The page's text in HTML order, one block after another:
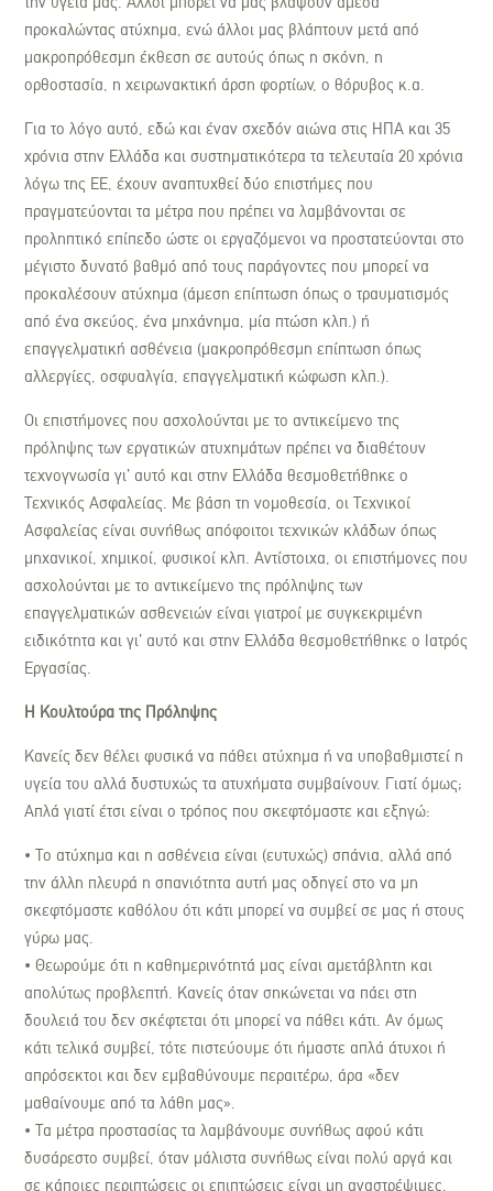
προκαλώντας ατύχημα, ενώ άλλοι μας βλάπτουν μετά από
μακροπρόθεσμη έκθεση σε αυτούς όπως η σκόνη, η
ορθοστασία, η χειρωνακτική άρση φορτίων, ο θόρυβος κ.α.
Για το λόγο αυτό, εδώ και έναν σχεδόν αιώνα στις ΗΠΑ και 35
χρόνια στην Ελλάδα και συστηματικότερα τα τελευταία 20 χρόνια
λόγω της ΕΕ, έχουν αναπτυχθεί δύο επιστήμες που
πραγματεύονται τα μέτρα που πρέπει να λαμβάνονται σε
προληπτικό επίπεδο ώστε οι εργαζόμενοι να προστατεύονται στο
μέγιστο δυνατό βαθμό από τους παράγοντες που μπορεί να
προκαλέσουν ατύχημα (άμεση επίπτωση όπως ο τραυματισμός
από ένα σκεύος, ένα μηχάνημα, μία πτώση κλπ.) ή
επαγγελματική ασθένεια (μακροπρόθεσμη επίπτωση όπως
αλλεργίες, οσφυαλγία, επαγγελματική κώφωση κλπ.).
Οι επιστήμονες που ασχολούνται με το αντικείμενο της
πρόληψης των εργατικών ατυχημάτων πρέπει να διαθέτουν
τεχνογνωσία γι’ αυτό και στην Ελλάδα θεσμοθετήθηκε ο
Τεχνικός Ασφαλείας. Με βάση τη νομοθεσία, οι Τεχνικοί
Ασφαλείας είναι συνήθως απόφοιτοι τεχνικών κλάδων όπως
μηχανικοί, χημικοί, φυσικοί κλπ. Αντίστοιχα, οι επιστήμονες που
ασχολούνται με το αντικείμενο της πρόληψης των
επαγγελματικών ασθενειών είναι γιατροί με συγκεκριμένη
ειδικότητα και γι’ αυτό και στην Ελλάδα θεσμοθετήθηκε ο Ιατρός
Εργασίας.
Η Κουλτούρα της Πρόληψης
Κανείς δεν θέλει φυσικά να πάθει ατύχημα ή να υποβαθμιστεί η
υγεία του αλλά δυστυχώς τα ατυχήματα συμβαίνουν. Γιατί όμως;
Απλά γιατί έτσι είναι ο τρόπος που σκεφτόμαστε και εξηγώ:
• Το ατύχημα και η ασθένεια είναι (ευτυχώς) σπάνια, αλλά από
την άλλη πλευρά η σπανιότητα αυτή μας οδηγεί στο να μη
σκεφτόμαστε καθόλου ότι κάτι μπορεί να συμβεί σε μας ή στους
γύρω μας.
• Θεωρούμε ότι η καθημερινότητά μας είναι αμετάβλητη και
απολύτως προβλεπτή. Κανείς όταν σηκώνεται να πάει στη
δουλειά του δεν σκέφτεται ότι μπορεί να πάθει κάτι. Αν όμως
κάτι τελικά συμβεί, τότε πιστεύουμε ότι ήμαστε απλά άτυχοι ή
απρόσεκτοι και δεν εμβαθύνουμε περαιτέρω, άρα «δεν
μαθαίνουμε από τα λάθη μας».
• Τα μέτρα προστασίας τα λαμβάνουμε συνήθως αφού κάτι
δυσάρεστο συμβεί, όταν μάλιστα συνήθως είναι πολύ αργά και
σε κάποιες περιπτώσεις οι επιπτώσεις είναι μη αναστρέψιμες.